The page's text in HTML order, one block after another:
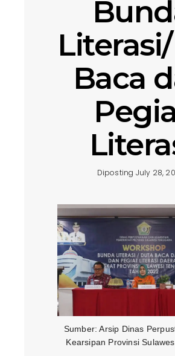
Baca
Diposting July 28,
Sumber: Arsip Dinas
Kearsipan Provinsi